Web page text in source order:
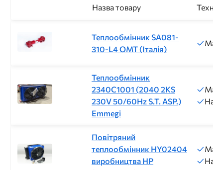
Назва товару
Теплообмінник SA081-
310-L4 ОМТ (Італія)
Теплообмінник
2340C1001 (2040 2KS
230V 50/60Hz S.T. ASP.)
Emmegi
Повітряний
теплообмінник HY02404
виробництва HP